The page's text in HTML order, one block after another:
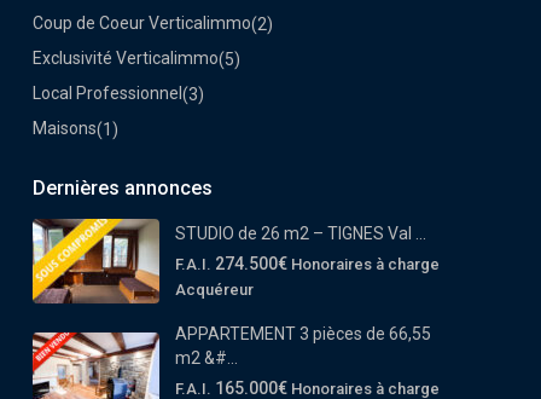
Coup de Coeur Verticalimmo(2)
Exclusivité Verticalimmo(5)
Local Professionnel (3)
Maisons(1)
Dernières annonces
STUDIO de 26 m2 – TIGNES Val ...
F.A.I. 274.500€ Honoraires à charge
Acquéreur
APPARTEMENT 3 pièces de 66,55
m2 &#...
F.A.I. 165.000€ Honoraires à charge